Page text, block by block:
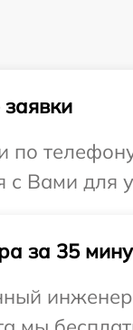
по
с Вами для
за 35
инженер